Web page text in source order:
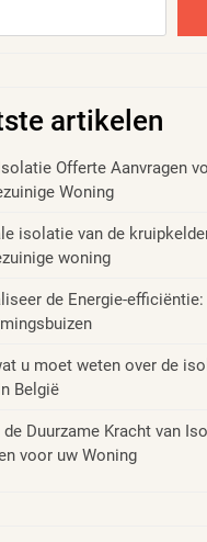
artikelen
Offerte Aanvragen
Woning
isolatie van de
woning
de Energie-
u moet weten over de
België
de Duurzame Kracht van
voor uw Woning